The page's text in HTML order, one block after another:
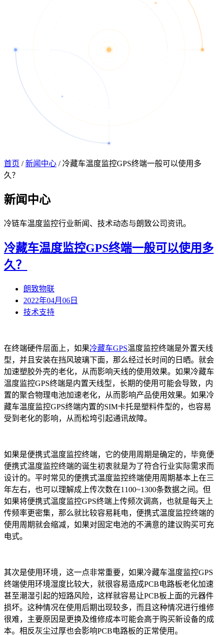
首页 / 新闻中心 / 冷藏车温度监控GPS终端一般可以使用多
久？
新闻 中心
冷链车温度监控行业新闻、技术动态与朗致公司资讯。
冷藏车温度监控GPS终端一般可以使用多
久？
朗致物联
2022年04月06日
技术支持
在终端硬件层面上，如果冷藏车GPS温度监控终端是外置天线
型，并且安装在挡风玻璃下面，那么经过长时间的日晒。就会
加速塑胶外壳的老化，从而影响天线的使用效果。如果冷藏车
温度监控GPS终端是内置天线型，长期的使用可能会导致，内
置的聚合物理电池加速老化，从而影响产品使用效果。如果冷
藏车温度监控GPS终端内置的SIM卡托是塑料件型的，也容易
受到老化的影响，从而松垮引起通讯故障。
如果是便携式温度监控终端，它的使用周期是确定的，毕竟便
便携式温度监控终端的诞生初衷就是为了符合行业实际需求而
设计的。平时常见的便携式温度监控终端使用周期基本上在三
年左右，也可以理解成上传次数在1100~1300条数据之间。但
如果将便携式温度监控GPS终端上传频次调高，也就是每天上
传频率更密集，那么就比较容易耗电，便携式温度监控终端的
使用周期就会缩减，如果对固定电池的不满意的建议购买可充
电式。
其次是使用环境，这一点非常重要，如果冷藏车温度监控GPS
终端使用环境湿度比较大，就很容易造成PCB电路板老化加速
甚至潮湿引起的短路风险，这样就容易让PCB板上面的元器件
损坏。这种情况在使用后期出现较多，而且这种情况进行维修
很难，主要原因是更换及维修成本可能会高于购买新设备的成
本。相反灰尘过厚也会影响PCB电路板的正常使用。